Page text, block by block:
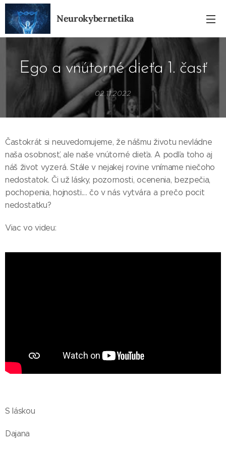
Neurokybernetika
Ego a vnútorné dieťa 1. časť
02.11.2022
Častokrát si neuvedomujeme, že nášmu životu nevládne
naša osobnosť, ale naše vnútorné dieťa. A podľa toho aj
náš život vyzerá. Stále v nejakej rovine vnímame niečoho
nedostatok. Či už lásky, pozornosti, ocenenia, bezpečia,
pochopenia, hojnosti.... čo v nás vytvára a prečo pocit
nedostatku?
Viac vo videu:
S láskou
Dajana